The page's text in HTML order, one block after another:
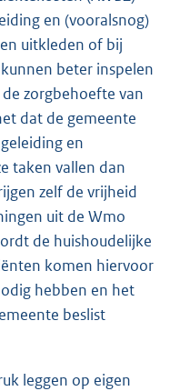
en (vooralsnog)
uitkleden of bij
beter inspelen
zorgbehoefte van
dat de gemeente
en
taken vallen dan
zelf de vrijheid
uit de Wmo
de huishoudelijke
komen hiervoor
hebben en het
beslist
leggen op eigen